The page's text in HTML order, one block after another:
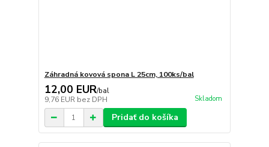
Záhradná kovová spona L 25cm, 100ks/bal
12,00 EUR/bal
9,76 EUR bez DPH Skladom
Pridať do košíka